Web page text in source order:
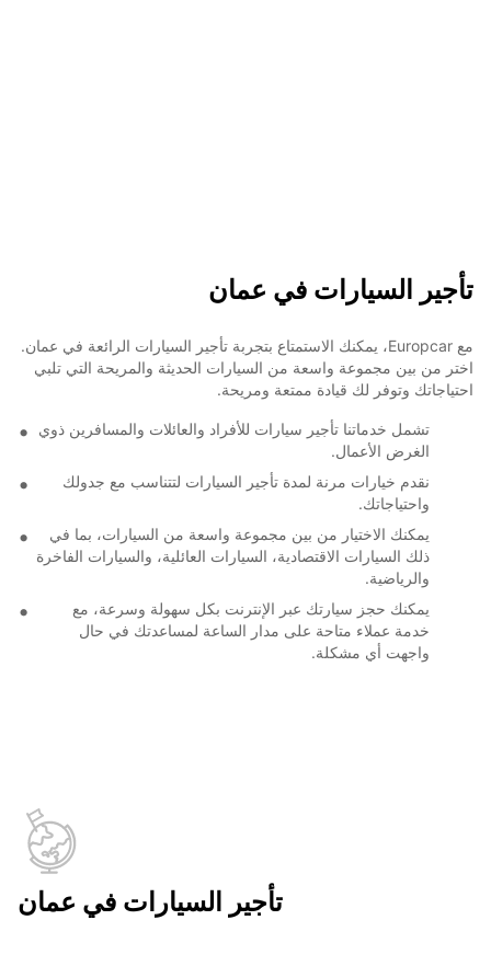
تأجير السيارات في عمان
مع Europcar، يمكنك الاستمتاع بتجربة تأجير السيارات الرائعة في عمان.
اختر من بين مجموعة واسعة من السيارات الحديثة والمريحة التي تلبي
احتياجاتك وتوفر لك قيادة ممتعة ومريحة.
تشمل خدماتنا تأجير سيارات للأفراد والعائلات والمسافرين ذوي
الغرض الأعمال.
نقدم خيارات مرنة لمدة تأجير السيارات لتتناسب مع جدولك
واحتياجاتك.
يمكنك الاختيار من بين مجموعة واسعة من السيارات، بما في
ذلك السيارات الاقتصادية، السيارات العائلية، والسيارات الفاخرة
والرياضية.
يمكنك حجز سيارتك عبر الإنترنت بكل سهولة وسرعة، مع
خدمة عملاء متاحة على مدار الساعة لمساعدتك في حال
واجهت أي مشكلة.
تأجير السيارات في عمان